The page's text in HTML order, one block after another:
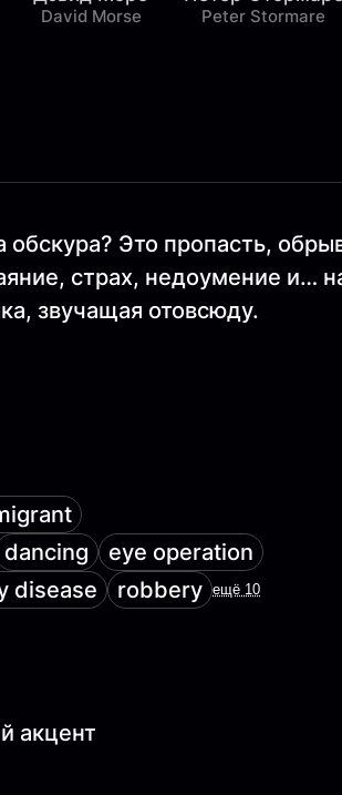
David Morse Peter Stormare
обскура? Это пропасть,
страх, недоумение и…
звучащая отовсюду.
dancing
eye operation
disease robbery ещё 10
акцент